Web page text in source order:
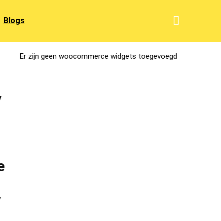
Blogs
Er zijn geen woocommerce widgets toegevoegd